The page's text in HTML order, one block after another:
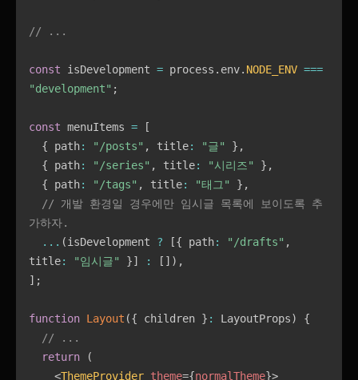
// ...
const isDevelopment = process . env. NODE_ENV ===
"development" ;
const menuItems =
[
{ path: "/posts" , title: "글" } ,
{ path: "/series" , title: "시리즈" } ,
{ path: "/tags" , title: "태그" } ,
// 개발 환경일 경우에만 임시글 목록에 보이도록 추
가하자.
... (isDevelopment ? [{ path: "/drafts" ,
title: "임시글" }] : [ ] ) ,
] ;
function Layout ({ children } : LayoutProps)
{
// ...
return
(
<ThemeProvider theme={normalTheme}>